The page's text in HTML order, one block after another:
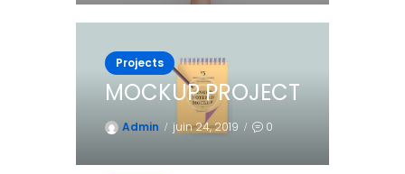
Projects
MOCKUP PROJECT
Admin juin 24, 2019 0